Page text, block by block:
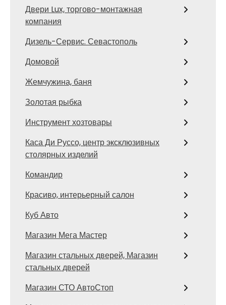
Двери Lux, торгово-монтажная
компания
Дизель-Сервис. Севастополь
Домовой
Жемчужина, баня
Золотая рыбка
Инструмент хозтовары
Каса Ди Руссо, центр эксклюзивных
столярных изделий
Командир
Красиво, интерьерный салон
Куб Авто
Магазин Мега Мастер
Магазин стальных дверей, Магазин
стальных дверей
Магазин СТО АвтоСтоп